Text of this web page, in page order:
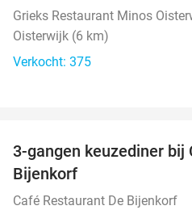
Grieks Restaurant Minos
Oisterwijk (6 km)
Verkocht: 375
3-gangen keuzediner bij
Bijenkorf
Café Restaurant De Bijenkorf